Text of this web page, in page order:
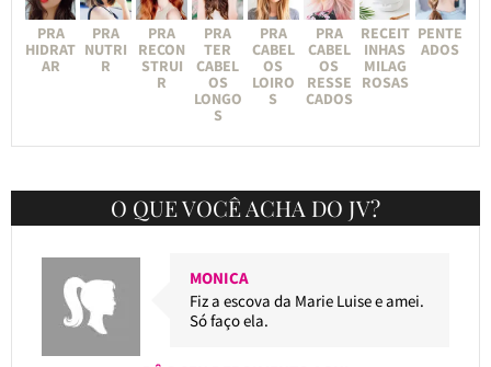
PRA
HIDRAT
AR
PRA
NUTRI
R
PRA
RECON
STRUI
R
PRA
TER
CABEL
OS
LONGO
S
PRA
CABEL
OS
LOIRO
S
PRA
CABEL
OS
RESSE
CADOS
RECEIT
INHAS
MILAG
ROSAS
PENTE
ADOS
O QUE VOCÊ ACHA DO JV?
MONICA
Fiz a escova da Marie Luise e amei.
Só faço ela.